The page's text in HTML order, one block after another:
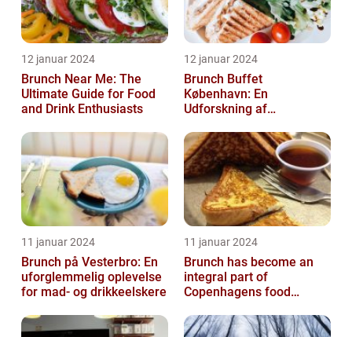
12 januar 2024
Brunch Near Me: The
Ultimate Guide for Food
and Drink Enthusiasts
12 januar 2024
Brunch Buffet
København: En
Udforskning af
11 januar 2024
Brunch på Vesterbro: En
uforglemmelig oplevelse
for mad- og drikkeelskere
11 januar 2024
Brunch has become an
integral part of
Copenhagens food
restaurants and cafes ...